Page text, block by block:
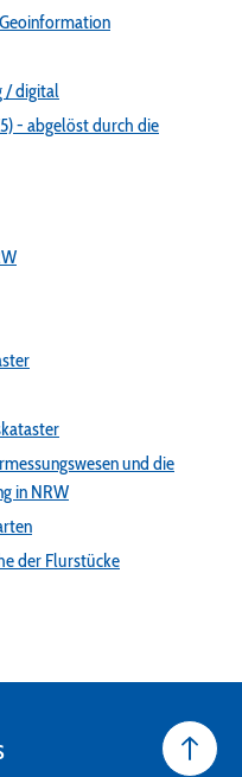
/ digital
- abgelöst durch die
und die
in NRW
der Flurstücke